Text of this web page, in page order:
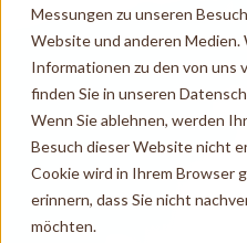
Messungen zu unseren
Website und anderen Medien.
Informationen zu den von uns
finden Sie in unseren
Wenn Sie ablehnen, werden
Besuch dieser Website nicht
Cookie wird in Ihrem Browser
erinnern, dass Sie nicht
möchten.